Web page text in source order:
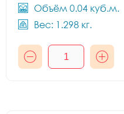
Объём 0.04 куб.м.
Вес: 1.298 кг.